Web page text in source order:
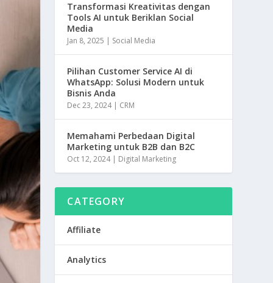
Transformasi Kreativitas dengan
Tools AI untuk Beriklan Social
Media
Jan 8, 2025 | Social Media
Pilihan Customer Service AI di
WhatsApp: Solusi Modern untuk
Bisnis Anda
Dec 23, 2024| CRM
Memahami Perbedaan Digital
Marketing untuk B2B dan B2C
Oct 12, 2024| Digital Marketing
CATEGORY
Affiliate
Analytics